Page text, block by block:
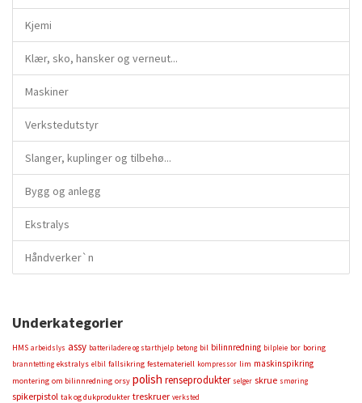
Kjemi
Klær, sko, hansker og verneut...
Maskiner
Verkstedutstyr
Slanger, kuplinger og tilbehø...
Bygg og anlegg
Ekstralys
Håndverker`n
Underkategorier
HMS arbeidslys assy batteriladere og starthjelp betong bil bilinnredning bilpleie bor boring
branntetting ekstralys elbil fallsikring festemateriell kompressor lim maskinspikring
montering om bilinnredning orsy polish renseprodukter selger skrue smøring
spikerpistol tak og dukprodukter treskruer verksted